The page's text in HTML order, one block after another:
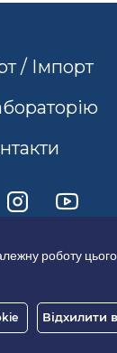
/ Імпорт
роботу
Відхилити